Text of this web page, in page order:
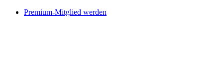
Premium-Mitglied werden